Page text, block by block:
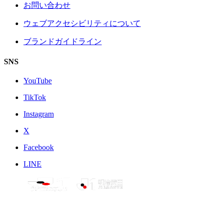
お問い合わせ
ウェブアクセシビリティについて
ブランドガイドライン
SNS
YouTube
TikTok
Instagram
X
Facebook
LINE